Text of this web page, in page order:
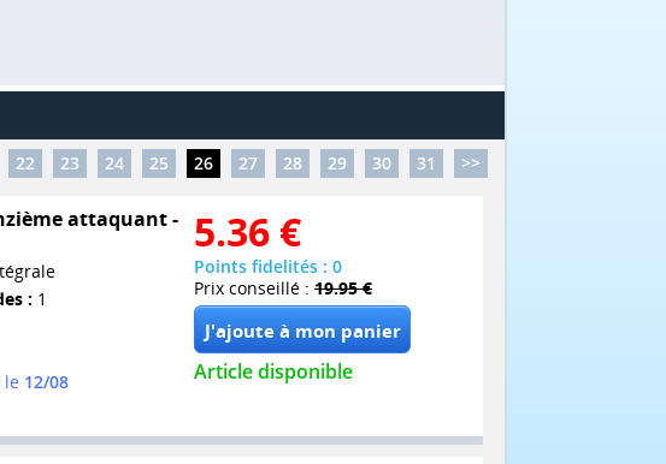
22 23 24 25 26 27 28 29 30 31 >>
attaquant -
: 1
12/08
5.36 €
Points fidelités : 0
Prix conseillé : 19.95 €
Article disponible